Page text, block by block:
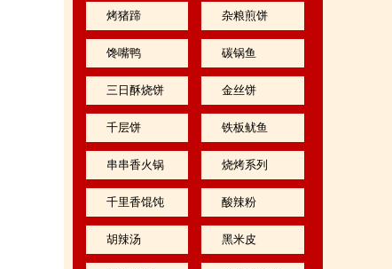
烤猪蹄 杂粮煎饼
馋嘴鸭 碳锅鱼
三日酥烧饼 金丝饼
千层饼 铁板鱿鱼
串串香火锅 烧烤系列
千里香馄饨 酸辣粉
胡辣汤 黑米皮